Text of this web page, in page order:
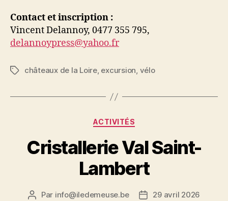
Contact et inscription :
Vincent Delannoy, 0477 355 795,
delannoypress@yahoo.fr
Étiquettes
châteaux de la Loire, excursion, vélo
Catégories
ACTIVITÉS
Cristallerie Val Saint-
Lambert
Auteur
Par info@iledemeuse.be
Date29 avril 2026